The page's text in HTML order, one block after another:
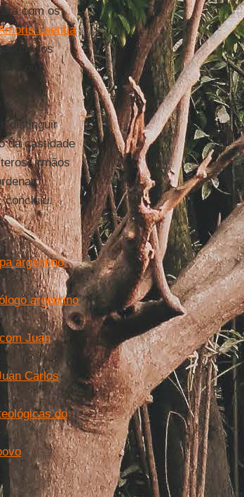
com os
Laetitia
ou,
distinguir
da castidade
irmãos
concluiu.
argentino.
argentino
Juan
Carlos
do